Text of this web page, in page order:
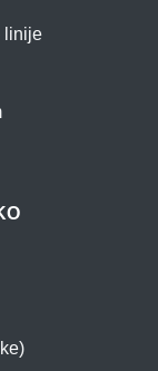
linije